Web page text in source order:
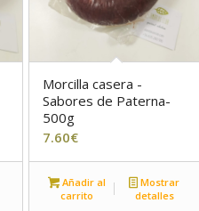
Morcilla casera -
Sabores de Paterna-
500g
7.60€
Añadir al
carrito
Mostrar
detalles